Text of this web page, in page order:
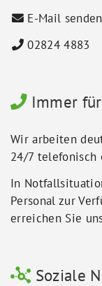
E-Mail senden
02824 4883
Immer für
Wir arbeiten
24/7 telefonisch
In
Personal zur
erreichen Sie
Soziale